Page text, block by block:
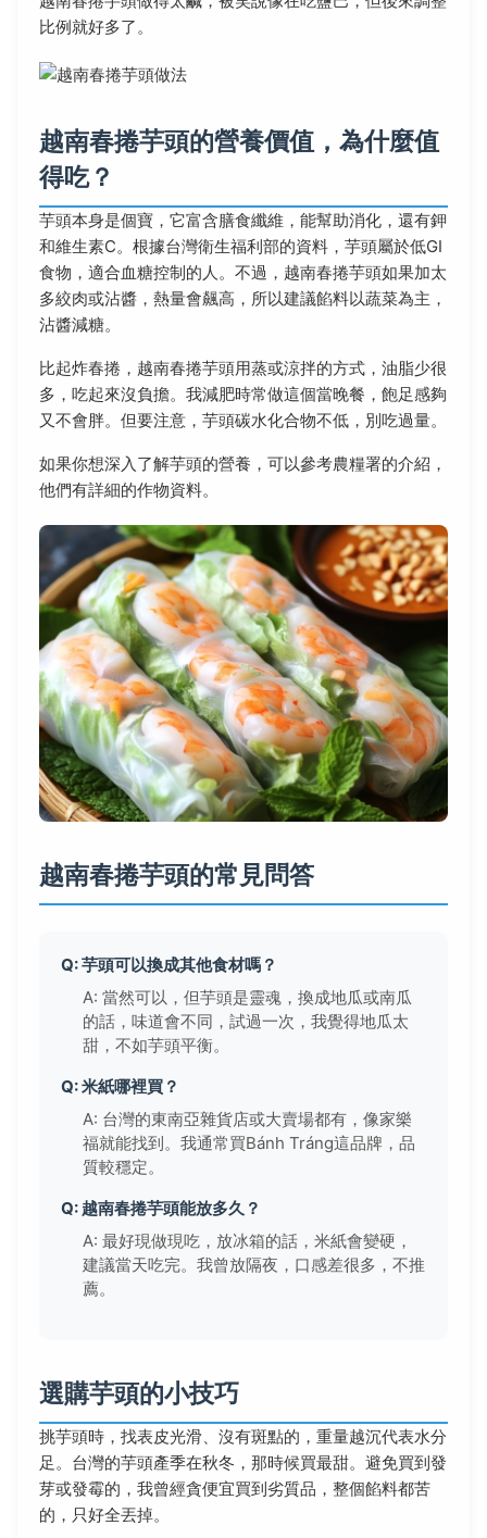
比例就好多了。
越南春捲芋頭的營養價值，為什麼值
得吃？
芋頭本身是個寶，它富含膳食纖維，能幫助消化，還有鉀
和維生素C。根據台灣衛生福利部的資料，芋頭屬於低GI
食物，適合血糖控制的人。不過，越南春捲芋頭如果加太
多絞肉或沾醬，熱量會飆高，所以建議餡料以蔬菜為主，
沾醬減糖。
比起炸春捲，越南春捲芋頭用蒸或涼拌的方式，油脂少很
多，吃起來沒負擔。我減肥時常做這個當晚餐，飽足感夠
又不會胖。但要注意，芋頭碳水化合物不低，別吃過量。
如果你想深入了解芋頭的營養，可以參考農糧署的介紹，
他們有詳細的作物資料。
越南春捲芋頭的常見問答
Q: 芋頭可以換成其他食材嗎？
A: 當然可以，但芋頭是靈魂，換成地瓜或南瓜
的話，味道會不同，試過一次，我覺得地瓜太
甜，不如芋頭平衡。
Q: 米紙哪裡買？
A: 台灣的東南亞雜貨店或大賣場都有，像家樂
福就能找到。我通常買Bánh Tráng這品牌，品
質較穩定。
Q: 越南春捲芋頭能放多久？
A: 最好現做現吃，放冰箱的話，米紙會變硬，
建議當天吃完。我曾放隔夜，口感差很多，不推
薦。
選購芋頭的小技巧
挑芋頭時，找表皮光滑、沒有斑點的，重量越沉代表水分
足。台灣的芋頭產季在秋冬，那時候買最甜。避免買到發
芽或發霉的，我曾經貪便宜買到劣質品，整個餡料都苦
的，只好全丟掉。